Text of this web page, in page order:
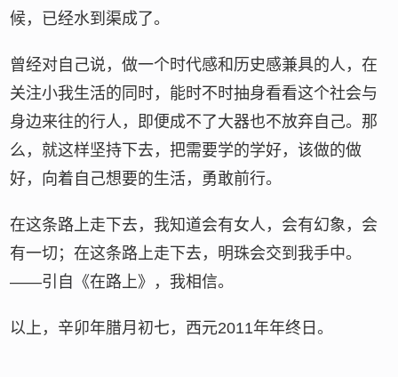
候，已经水到渠成了。
曾经对自己说，做一个时代感和历史感兼具的人，在
关注小我生活的同时，能时不时抽身看看这个社会与
身边来往的行人，即便成不了大器也不放弃自己。那
么，就这样坚持下去，把需要学的学好，该做的做
好，向着自己想要的生活，勇敢前行。
在这条路上走下去，我知道会有女人，会有幻象，会
有一切；在这条路上走下去，明珠会交到我手中。
——引自《在路上》，我相信。
以上，辛卯年腊月初七，西元2011年年终日。